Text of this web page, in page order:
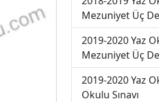
Mezuniyet Üç
2019-2020 Yaz
Mezuniyet Üç
2019-2020 Yaz
Okulu Sınavı